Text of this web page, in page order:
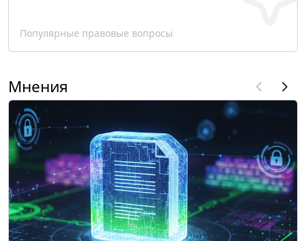
Популярные правовые вопросы
Мнения